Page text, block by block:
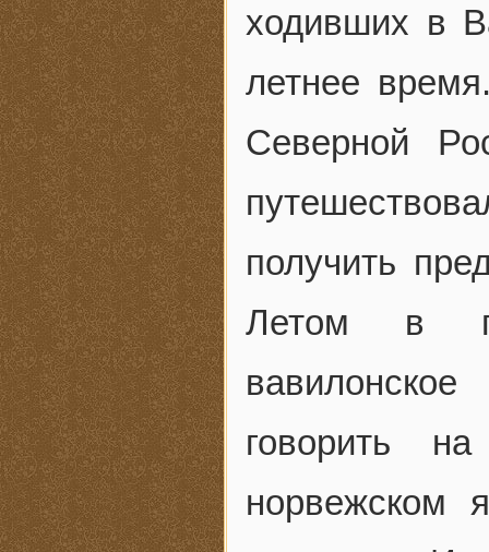
ходивших в
летнее
Северной
получить
Летом в
говорить
норвежском